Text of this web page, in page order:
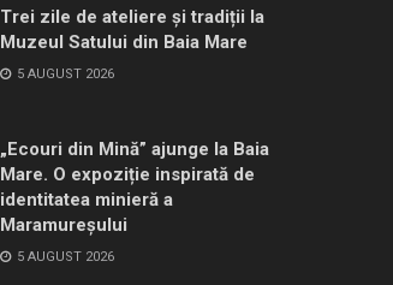
Trei zile de ateliere și tradiții la
Muzeul Satului din Baia Mare
5 AUGUST 2026
„Ecouri din Mină” ajunge la Baia
Mare. O expoziție inspirată de
identitatea minieră a
Maramureșului
5 AUGUST 2026